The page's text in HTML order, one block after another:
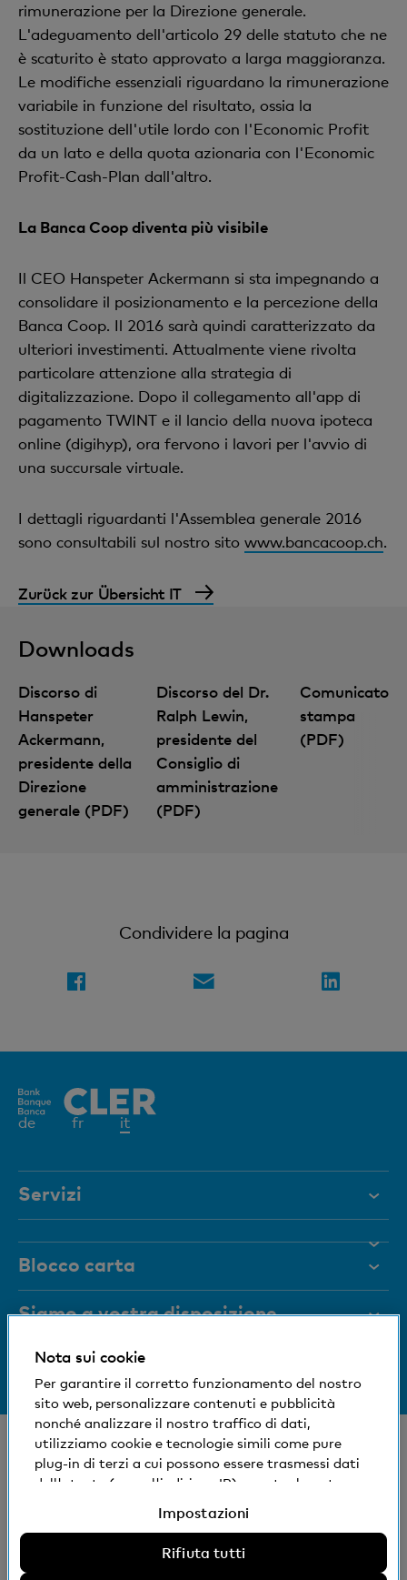
rimunerazione per la Direzione generale.
L'adeguamento dell'articolo 29 delle statuto che ne
è scaturito è stato approvato a larga maggioranza.
Le modifiche essenziali riguardano la rimunerazione
variabile in funzione del risultato, ossia la
sostituzione dell'utile lordo con l'Economic Profit
da un lato e della quota azionaria con l'Economic
Profit-Cash-Plan dall'altro.
La Banca Coop diventa più visibile
Il CEO Hanspeter Ackermann si sta impegnando a
consolidare il posizionamento e la percezione della
Banca Coop. Il 2016 sarà quindi caratterizzato da
ulteriori investimenti. Attualmente viene rivolta
particolare attenzione alla strategia di
digitalizzazione. Dopo il collegamento all'app di
pagamento TWINT e il lancio della nuova ipoteca
online (digihyp), ora fervono i lavori per l'avvio di
una succursale virtuale.
I dettagli riguardanti l'Assemblea generale 2016
sono consultabili sul nostro sito www.bancacoop.ch.
Zurück zur Übersicht IT
Downloads
Discorso di
Hanspeter
Ackermann,
presidente della
Direzione
generale (PDF)
Discorso del Dr.
Ralph Lewin,
presidente del
Consiglio di
amministrazione
(PDF)
Comunicato
stampa
(PDF)
Nozioni finanziarie digitali e compatte
Condividere la pagina
de fr itElemento
Servizi
Documenti
Rivista
Organi dirigenti
Medien
Impronta sociale ed ecologica
Blocco carta
+41 (0)800 88 99 66
Siamo a vostra disposizione
Aiuto e contatto
Succursali e Bancomat
Informazioni sulla banca
© Banca Cler
Condizioni e avvisi giuridici
La Banca Cler SA è una società controllata al 100%
Nota sui cookie
Per garantire il corretto funzionamento del nostro
sito web, personalizzare contenuti e pubblicità
nonché analizzare il nostro traffico di dati,
utilizziamo cookie e tecnologie simili come pure
plug-in di terzi a cui possono essere trasmessi dati
dell'utente (come l'indirizzo IP), eventualmente
modificare le impostazioni per l'uso di cookie e
relativa divulgazione di dati. Ulteriori informazioni:
Impostazioni
Rifiuta tutti